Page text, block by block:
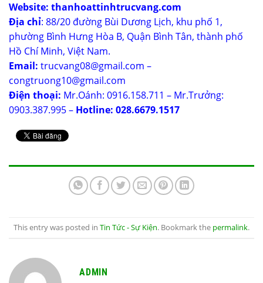
Website: thanhoattinhtrucvang.com
Địa chỉ: 88/20 đường Bùi Dương Lịch, khu phố 1,
phường Bình Hưng Hòa B, Quận Bình Tân, thành phố
Hồ Chí Minh, Việt Nam.
Email: trucvang08@gmail.com –
congtruong10@gmail.com
Điện thoại: Mr.Oánh: 0916.158.711 – Mr.Trưởng:
0903.387.995 – Hotline: 028.6679.1517
This entry was posted in Tin Tức - Sự Kiện. Bookmark the permalink.
ADMIN